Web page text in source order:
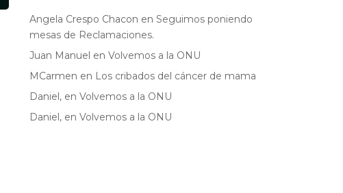
Angela Crespo Chacon enSeguimos poniendo
mesas de Reclamaciones.
Juan Manuel enVolvemos a la ONU
MCarmen en Los cribados del cáncer de mama
Daniel, enVolvemos a la ONU
Daniel, enVolvemos a la ONU